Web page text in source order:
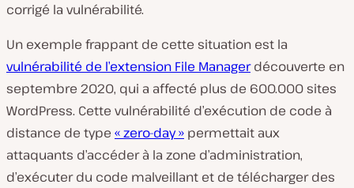
corrigé la vulnérabilité.
Un exemple frappant de cette situation est la
vulnérabilité de l’extension File Managerdécouverte en
septembre 2020, qui a affecté plus de 600.000 sites
WordPress. Cette vulnérabilité d’exécution de code à
distance de type « zero-day » permettait aux
attaquants d’accéder à la zone d’administration,
d’exécuter du code malveillant et de télécharger des